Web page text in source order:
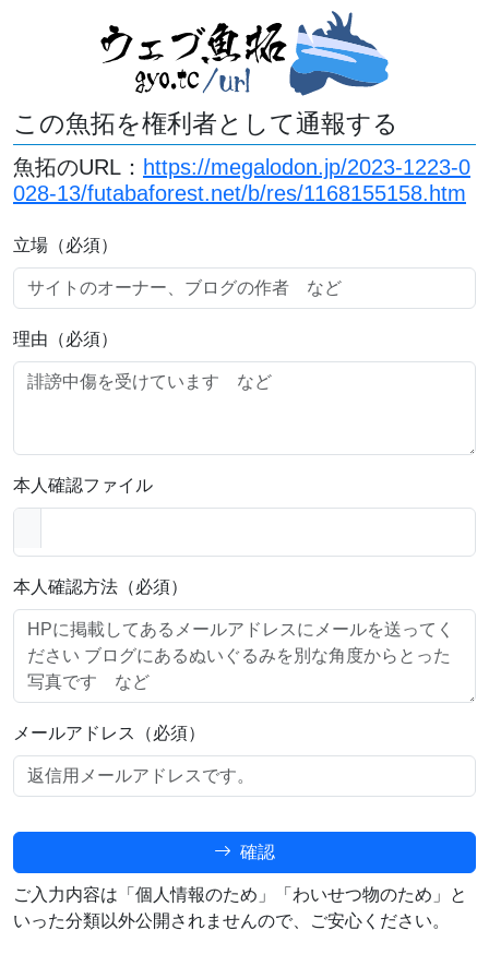
この魚拓を権利者として通報する
魚拓のURL： https://megalodon.jp/2023-1223-0
028-13/futabaforest.net/b/res/1168155158.htm
立場（必須）
理由（必須）
本人確認ファイル
本人確認方法（必須）
メールアドレス（必須）
確認
ご入力内容は「個人情報のため」「わいせつ物のため」と
いった分類以外公開されませんので、ご安心ください。